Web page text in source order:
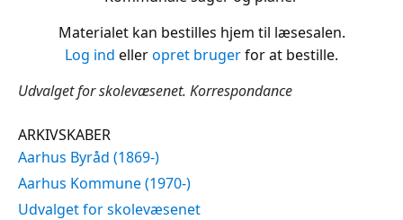
Materialet kan bestilles hjem til læsesalen.
Log ind elleropret brugerfor at bestille.
Udvalget for skolevæsenet. Korrespondance
ARKIVSKABER
Aarhus Byråd (1869-)
Aarhus Kommune (1970-)
Udvalget for skolevæsenet